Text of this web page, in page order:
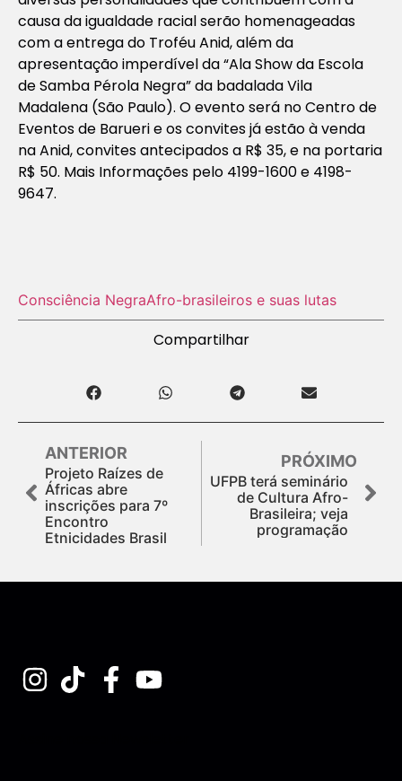
causa da igualdade racial serão homenageadas
com a entrega do Troféu Anid, além da
apresentação imperdível da “Ala Show da Escola
de Samba Pérola Negra” da badalada Vila
Madalena (São Paulo). O evento será no Centro de
Eventos de Barueri e os convites já estão à venda
na Anid, convites antecipados a R$ 35, e na portaria
R$ 50. Mais Informações pelo 4199-1600 e 4198-
9647.
Consciência NegraAfro-brasileiros e suas lutas
Compartilhar
ANTERIOR
Projeto Raízes de
Áfricas abre
inscrições para 7º
Encontro
Etnicidades Brasil
PRÓXIMO
UFPB terá seminário
de Cultura Afro-
Brasileira; veja
programação